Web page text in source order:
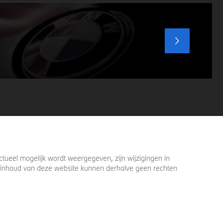
voordat u verder loopt.
mogelijk wordt weergegeven, zijn wijzigingen in
van deze website kunnen derhalve geen rechten